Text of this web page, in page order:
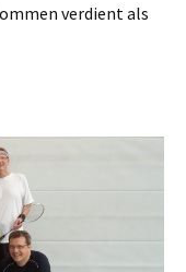
verdient als